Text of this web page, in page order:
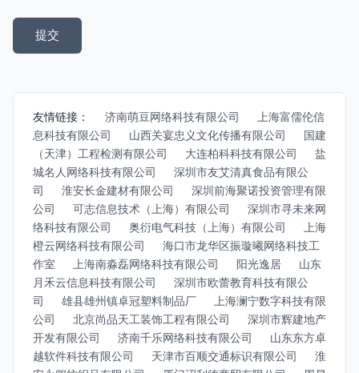
友情链接： 济南萌豆网络科技有限公司
上海富儒伦信
息科技有限公司
山西关宴忠义文化传播有限公司
国建
（天津）工程检测有限公司
大连柏科科技有限公司
盐
城名人网络科技有限公司
深圳市友艾清真食品有限公
司
淮安长金建材有限公司
深圳前海聚诺投资管理有限
公司
可志信息技术（上海）有限公司
深圳市寻未来网
络科技有限公司
奥衍电气科技（上海）有限公司
上海
橙云网络科技有限公司
海口市龙华区振璇曦网络科技工
作室
上海南淼磊网络科技有限公司 阳光逸居
山东
月禾云信息科技有限公司
深圳市欧蕾教育科技有限公
司
雄县雄州镇卓冠塑料制品厂
上海澜宁数字科技有限
公司
北京尚品天工装饰工程有限公司
深圳市辉建地产
开发有限公司
济南千乐网络科技有限公司
山东东方卓
越软件科技有限公司
天津市百顺交通标识有限公司
淮